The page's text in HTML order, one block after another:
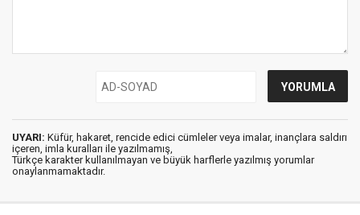
UYARI: Küfür, hakaret, rencide edici cümleler veya imalar, inançlara saldırı
içeren, imla kuralları ile yazılmamış,
Türkçe karakter kullanılmayan ve büyük harflerle yazılmış yorumlar
onaylanmamaktadır.